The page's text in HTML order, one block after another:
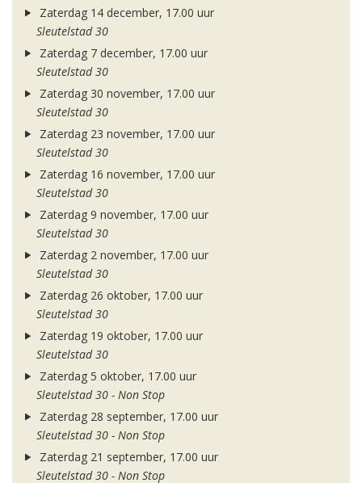
Zaterdag 14 december, 17.00 uur
Sleutelstad 30
Zaterdag 7 december, 17.00 uur
Sleutelstad 30
Zaterdag 30 november, 17.00 uur
Sleutelstad 30
Zaterdag 23 november, 17.00 uur
Sleutelstad 30
Zaterdag 16 november, 17.00 uur
Sleutelstad 30
Zaterdag 9 november, 17.00 uur
Sleutelstad 30
Zaterdag 2 november, 17.00 uur
Sleutelstad 30
Zaterdag 26 oktober, 17.00 uur
Sleutelstad 30
Zaterdag 19 oktober, 17.00 uur
Sleutelstad 30
Zaterdag 5 oktober, 17.00 uur
Sleutelstad 30 - Non Stop
Zaterdag 28 september, 17.00 uur
Sleutelstad 30 - Non Stop
Zaterdag 21 september, 17.00 uur
Sleutelstad 30 - Non Stop